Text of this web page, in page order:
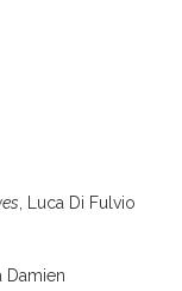
, Luca Di Fulvio
Damien